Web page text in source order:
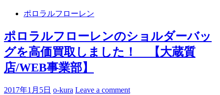
ポロラルフローレン
ポロラルフローレンのショルダーバッ
グを高価買取しました！ 【大蔵質
店/WEB事業部】
2017年1月5日 o-kura Leave a comment